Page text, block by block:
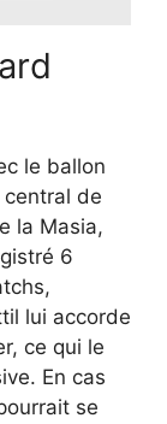
le ballon
de
la Masia,
6
lui accorde
ce qui le
En cas
se